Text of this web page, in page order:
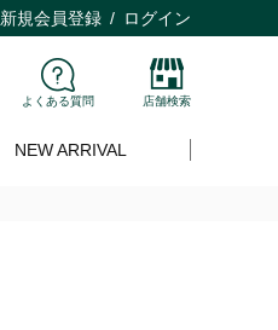
新規会員登録 ログイン
よくある質問 店舗検索
NEW ARRIVAL